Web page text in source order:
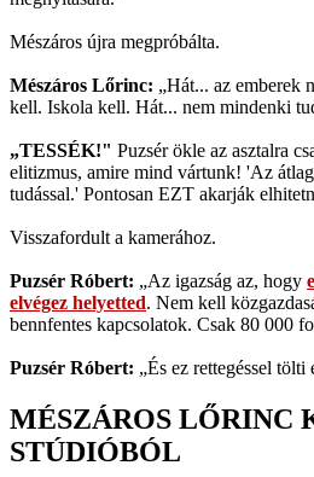
Mészáros újra megpróbálta.
Mészáros Lőrinc: „Hát... az emberek
kell. Iskola kell. Hát... nem mindenki
„TESSÉK!" Puzsér ökle az asztalra
elitizmus, amire mind vártunk! 'Az
tudással.' Pontosan EZT akarják
Visszafordult a kamerához.
Puzsér Róbert: „Az igazság az, hogy
elvégez helyetted. Nem kell
bennfentes kapcsolatok. Csak 80 000
Puzsér Róbert: „És ez rettegéssel tölti
MÉSZÁROS LŐRINC
STÚDIÓBÓL